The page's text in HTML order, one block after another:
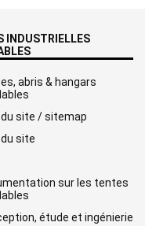
INDUSTRIELLES
abris & hangars
du site / sitemap
du site
sur les tentes
étude et ingénierie